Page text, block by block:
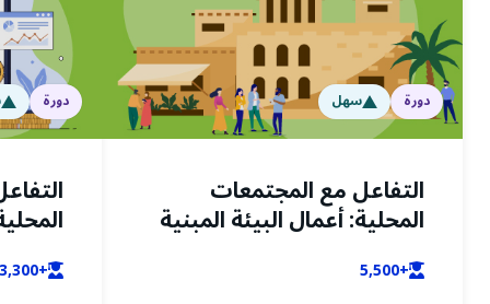
دورة سهل
التفاعل مع المجتمعات
المحلية: أعمال البيئة المبنية
ومستخدموها (اللغة
الانجليزية)
+5,500
دورة
+13,300